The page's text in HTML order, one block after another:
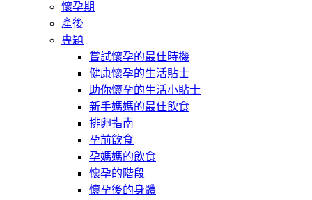
懷孕期
產後
專題
嘗試懷孕的最佳時機
健康懷孕的生活貼士
助你懷孕的生活小貼士
新手媽媽的最佳飲食
排卵指南
孕前飲食
孕媽媽的飲食
懷孕的階段
懷孕後的身體